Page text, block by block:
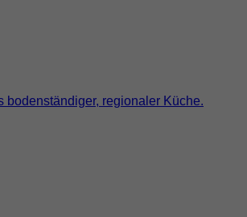
bodenständiger, regionaler Küche.